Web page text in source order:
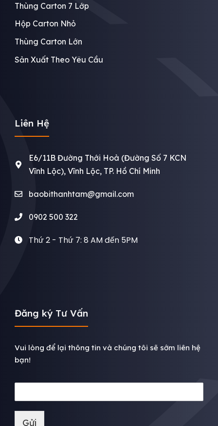
Thùng Carton 7 Lớp
Hộp Carton Nhỏ
Thùng Carton Lớn
Sản Xuất Theo Yêu Cầu
Liên Hệ
E6/11B Đường Thới Hoà (Đường Số 7 KCN
Vĩnh Lộc), Vĩnh Lộc, TP. Hồ Chí Minh
baobithanhtam@gmail.com
0902 500 322
Thứ 2 - Thứ 7: 8 AM đến 5PM
Đăng ký Tư Vấn
Vui lòng để lại thông tin và chúng tôi sẽ sớm liên hệ
bạn!
Gửi